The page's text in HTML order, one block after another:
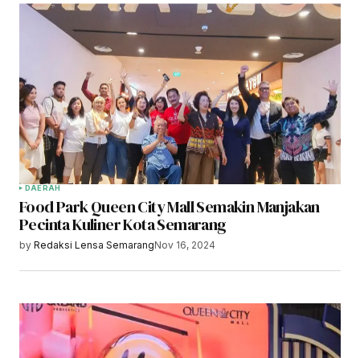
DAERAH
Food Park Queen City Mall Semakin Manjakan
Pecinta Kuliner Kota Semarang
by Redaksi Lensa SemarangNov 16, 2024